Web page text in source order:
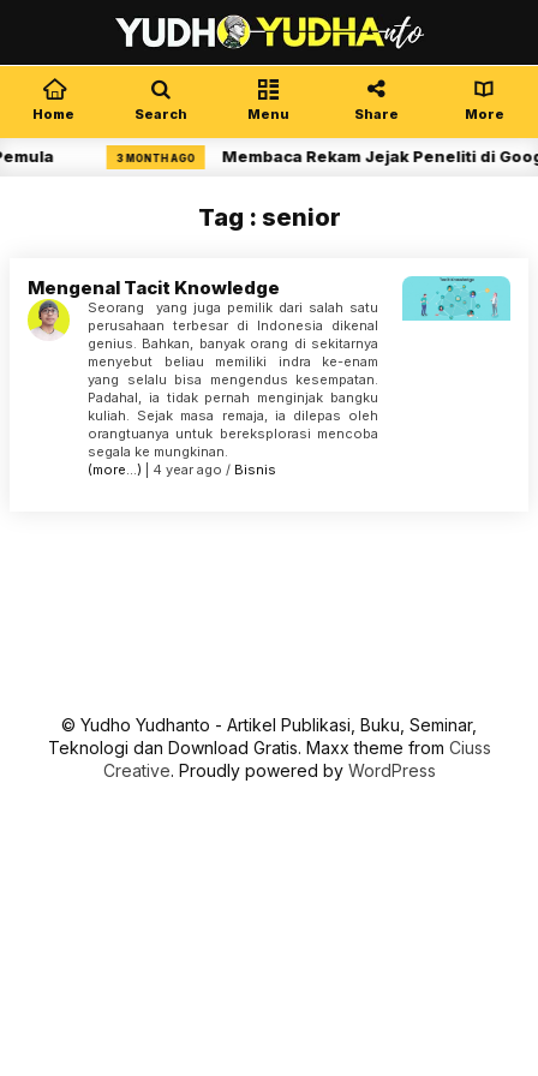
Home Search Menu Share More
3 MONTH AGO Membaca Rekam Jejak Peneliti di
Tag : senior
Mengenal Tacit Knowledge
Seorang yang juga pemilik dari salah satu
perusahaan terbesar di Indonesia dikenal
genius. Bahkan, banyak orang di sekitarnya
menyebut beliau memiliki indra ke-enam
yang selalu bisa mengendus kesempatan.
Padahal, ia tidak pernah menginjak bangku
kuliah. Sejak masa remaja, ia dilepas oleh
orangtua­nya untuk bereksplorasi mencoba
segala ke­ mungkinan.
(more…) | 4 year ago / Bisnis
© Yudho Yudhanto - Artikel Publikasi, Buku, Seminar,
Teknologi dan Download Gratis. Maxx theme from Ciuss
Creative. Proudly powered by WordPress